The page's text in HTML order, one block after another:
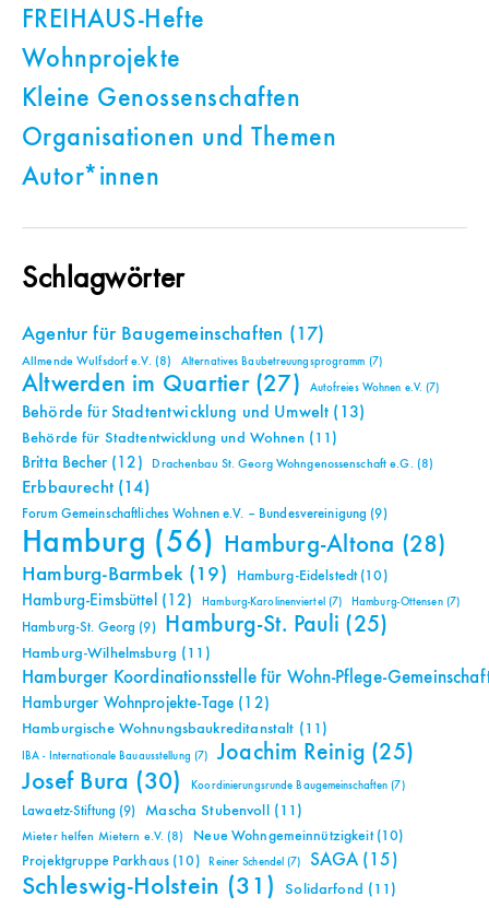
FREIHAUS-Hefte
Wohnprojekte
Kleine Genossenschaften
Organisationen und Themen
Autor*innen
Schlagwörter
Agentur für Baugemeinschaften (17)
Allmende Wulfsdorf e.V. (8) Alternatives Baubetreuungsprogramm (7)
Altwerden im Quartier(27) Autofreies Wohnen e.V. (7)
Behörde für Stadtentwicklung und Umwelt (13)
Behörde für Stadtentwicklung und Wohnen(11)
Britta Becher(12) Drachenbau St. Georg Wohngenossenschaft e.G. (8)
Erbbaurecht(14)
Forum Gemeinschaftliches Wohnen e.V. – Bundesvereinigung (9)
Hamburg (56) Hamburg-Altona (28)
Hamburg-Barmbek(19) Hamburg-Eidelstedt(10)
Hamburg-Eimsbüttel (12) Hamburg-Karolinenviertel (7) Hamburg-Ottensen(7)
Hamburg-St. Georg (9) Hamburg-St. Pauli (25)
Hamburg-Wilhelmsburg (11)
Hamburger Koordinationsstelle für Wohn-Pflege-
Hamburger Wohnprojekte-Tage (12)
Hamburgische Wohnungsbaukreditanstalt (11)
IBA - Internationale Bauausstellung (7) Joachim Reinig (25)
Josef Bura (30) Koordinierungsrunde Baugemeinschaften (7)
Lawaetz-Stiftung (9) Mascha Stubenvoll (11)
Mieter helfen Mietern e.V. (8) Neue Wohngemeinnützigkeit(10)
Projektgruppe Parkhaus (10) Reiner Schendel (7) SAGA(15)
Schleswig-Holstein (31) Solidarfond (11)